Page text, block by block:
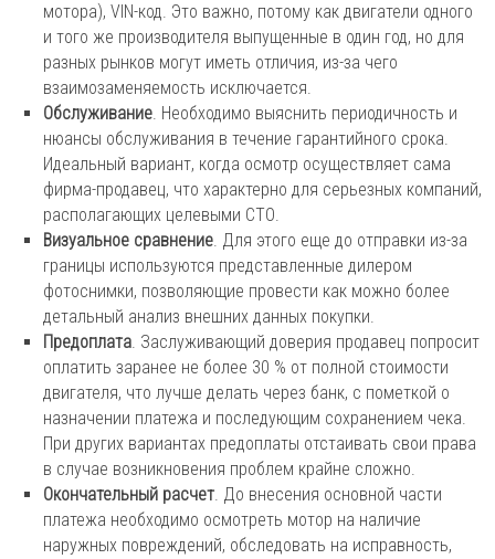
мотора), VIN-код. Это важно, потому как двигатели одного
и того же производителя выпущенные в один год, но для
разных рынков могут иметь отличия, из-за чего
взаимозаменяемость исключается.
Обслуживание. Необходимо выяснить периодичность и
нюансы обслуживания в течение гарантийного срока.
Идеальный вариант, когда осмотр осуществляет сама
фирма-продавец, что характерно для серьезных компаний,
располагающих целевыми СТО.
Визуальное сравнение. Для этого еще до отправки из-за
границы используются представленные дилером
фотоснимки, позволяющие провести как можно более
детальный анализ внешних данных покупки.
Предоплата. Заслуживающий доверия продавец попросит
оплатить заранее не более 30 % от полной стоимости
двигателя, что лучше делать через банк, с пометкой о
назначении платежа и последующим сохранением чека.
При других вариантах предоплаты отстаивать свои права
в случае возникновения проблем крайне сложно.
Окончательный расчет. До внесения основной части
платежа необходимо осмотреть мотор на наличие
наружных повреждений, обследовать на исправность,